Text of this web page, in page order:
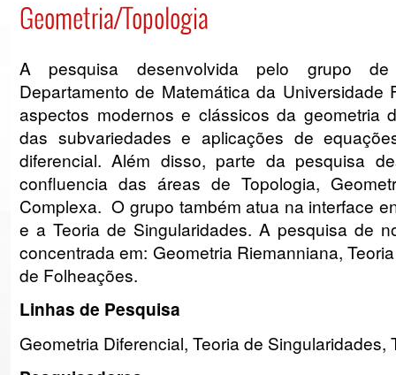
Geometria/Topologia
A pesquisa desenvolvida pelo grupo de
Departamento de Matemática da Universidade
aspectos modernos e clássicos da geometria
das subvariedades e aplicações de
diferencial. Além disso, parte da pesquisa
confluencia das áreas de Topologia,
Complexa. O grupo também atua na interface
e a Teoria de Singularidades. A pesquisa de
concentrada em: Geometria Riemanniana,
de Folheações.
Linhas de Pesquisa
Geometria Diferencial, Teoria de Singularidades,